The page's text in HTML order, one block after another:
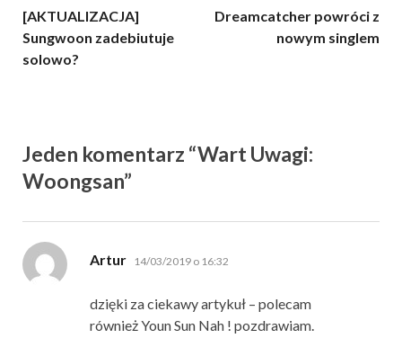
[AKTUALIZACJA]
Sungwoon zadebiutuje
solowo?
Dreamcatcher powróci z
nowym singlem
Jeden komentarz “Wart Uwagi:
Woongsan”
Artur pisze:
14/03/2019 o 16:32
dzięki za ciekawy artykuł – polecam
również Youn Sun Nah ! pozdrawiam.